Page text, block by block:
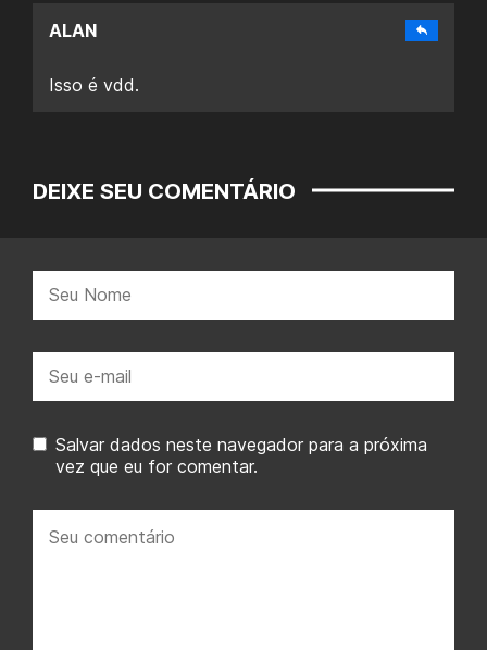
ALAN
Isso é vdd.
DEIXE SEU COMENTÁRIO
mail:
Salvar dados neste navegador para a próxima
vez que eu for comentar.
comentário: